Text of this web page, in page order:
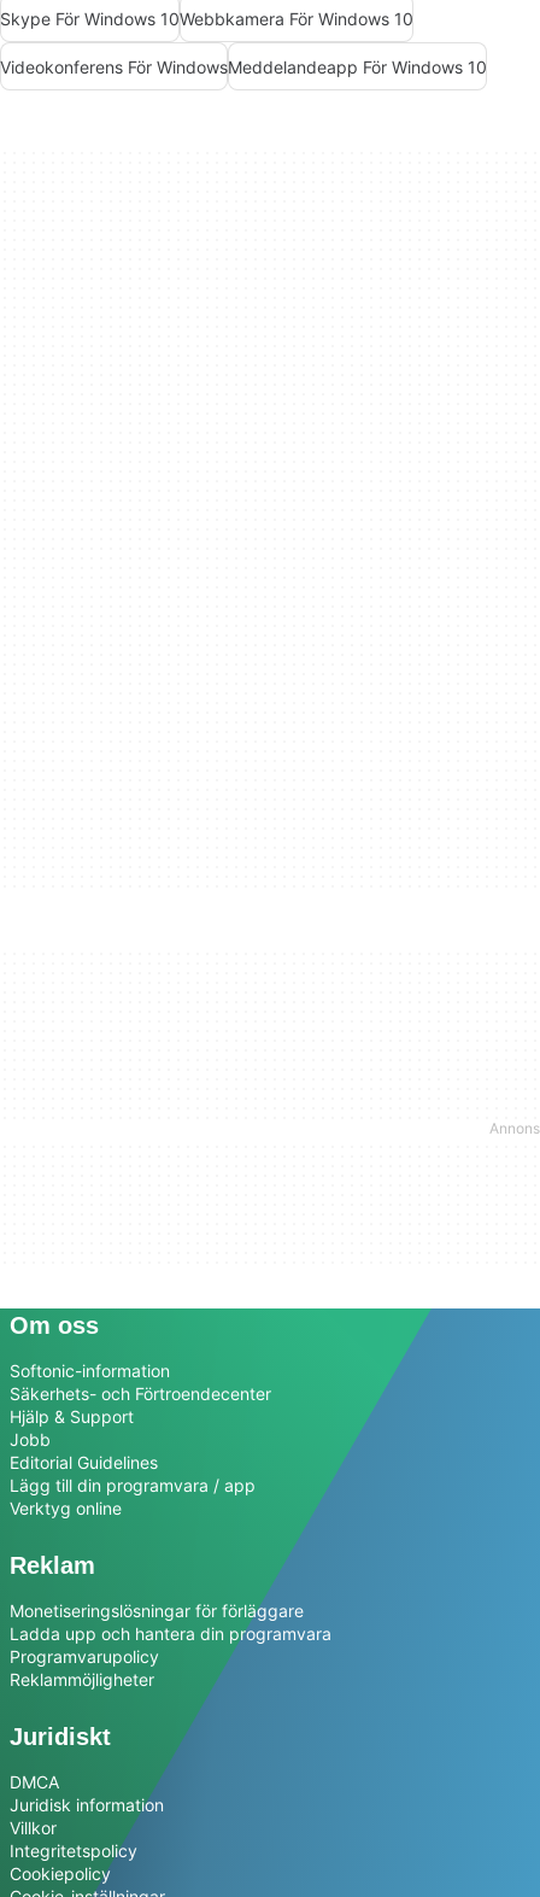
Skype För Windows 10Webbkamera För Windows 10
Videokonferens För WindowsMeddelandeapp För Windows 10
Om oss
Softonic-information
Säkerhets- och Förtroendecenter
Hjälp & Support
Jobb
Editorial Guidelines
Lägg till din programvara / app
Verktyg online
Reklam
Monetiseringslösningar för förläggare
Ladda upp och hantera din programvara
Programvarupolicy
Reklammöjligheter
Juridiskt
DMCA
Juridisk information
Villkor
Integritetspolicy
Cookiepolicy